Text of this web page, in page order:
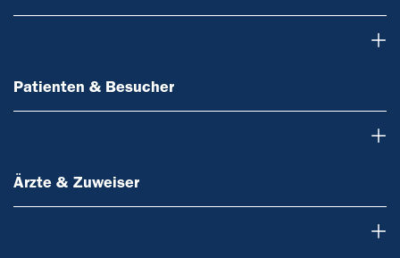
Patienten & Besucher
Ärzte & Zuweiser